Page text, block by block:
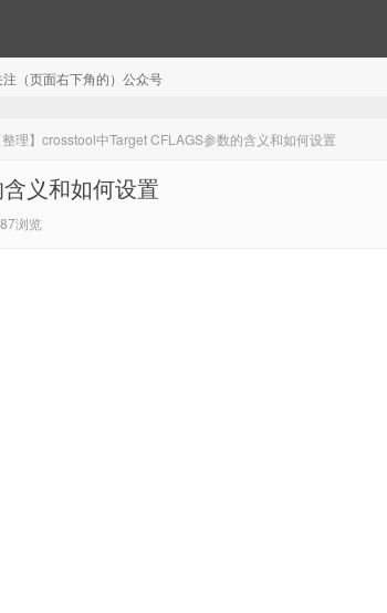
（页面右下角的）公众号
整理】crosstool中Target CFLAGS参数的含义和如何设置
义和如何设置
浏览